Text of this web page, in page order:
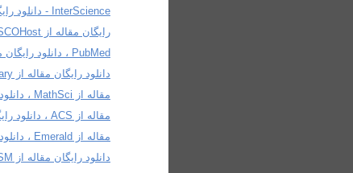
دانلود رایگان مقاله از Ebrary ، دانلود رایگان مقاله از Ingenta ، دانلود رایگان مقاله از ( ISI - ( ISI Web of Knowledge
مقاله از Emerald ، دانلود رایگان مقاله از ACM
دانلود رایگان مقاله از ASM ، دانلود رایگان مقاله از BioMed ، دانلود رایگان مقاله از CINAHL.